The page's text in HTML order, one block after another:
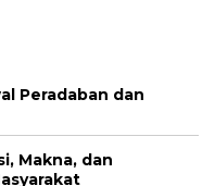
Peradaban dan
Makna, dan